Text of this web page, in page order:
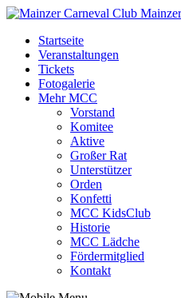
Startseite
Veranstaltungen
Tickets
Fotogalerie
Mehr MCC
Vorstand
Komitee
Aktive
Großer Rat
Unterstützer
Orden
Konfetti
MCC KidsClub
Historie
MCC Lädche
Fördermitglied
Kontakt